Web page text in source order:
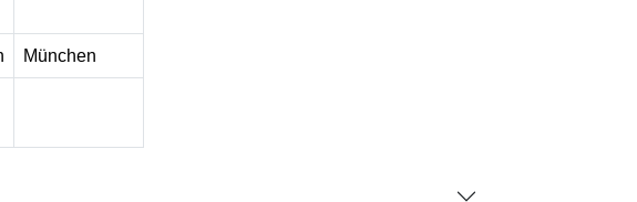
München